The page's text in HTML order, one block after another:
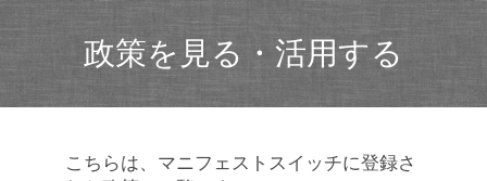
政策を見る・活用する
こちらは、マニフェストスイッチに登録さ